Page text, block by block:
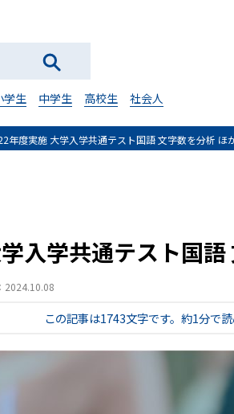
学生 中学生 高校生 社会人
年度実施 大学入学共通テスト国語 文字数を分析 ほ
入学共通テスト国
2024.10.08
この記事は1743文字です。 約1分で